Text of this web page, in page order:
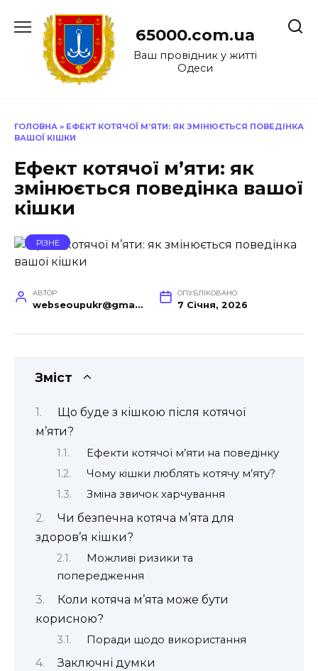
до
65000.com.ua
Ваш провідник у житті
Одеси
ГОЛОВНА » ЕФЕКТ КОТЯЧОЇ М’ЯТИ: ЯК ЗМІНЮЄТЬСЯ ПОВЕДІНКА
ВАШОЇ КІШКИ
Ефект котячої м’яти: як
змінюється поведінка вашої
кішки
РІЗНЕ
АВТОР
webseoupukr@gmail.com
ОПУБЛІКОВАНО
7 Січня, 2026
Зміст
Що буде з кішкою після котячої
м’яти?
Ефекти котячої м’яти на поведінку
Чому кішки люблять котячу м’яту?
Зміна звичок харчування
Чи безпечна котяча м’ята для
здоров’я кішки?
Можливі ризики та
попередження
Коли котяча м’ята може бути
корисною?
Поради щодо використання
Заключні думки